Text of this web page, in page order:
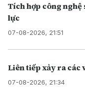
Tích hợp công nghệ
lực
07-08-2026, 21:51
Liên tiếp xảy ra các
07-08-2026, 21:34